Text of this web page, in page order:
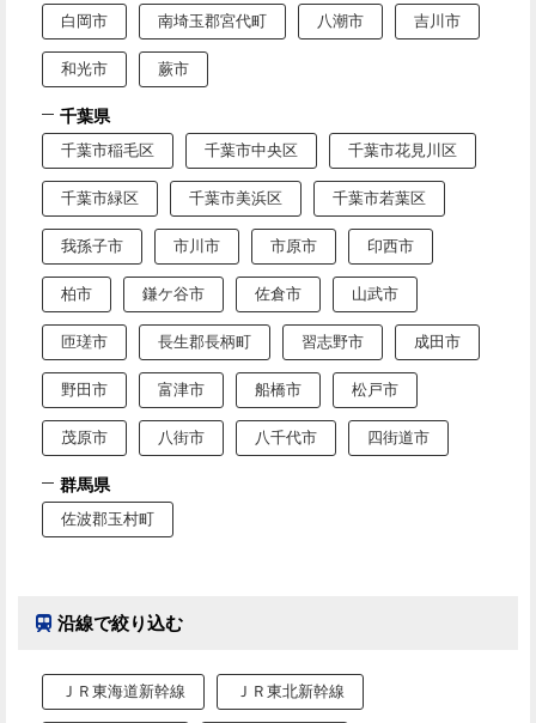
白岡市 南埼玉郡宮代町 八潮市 吉川市
和光市 蕨市
千葉県
千葉市稲毛区 千葉市中央区 千葉市花見川区
千葉市緑区 千葉市美浜区 千葉市若葉区
我孫子市 市川市 市原市 印西市
柏市 鎌ケ谷市 佐倉市 山武市
匝瑳市 長生郡長柄町 習志野市 成田市
野田市 富津市 船橋市 松戸市
茂原市 八街市 八千代市 四街道市
群馬県
佐波郡玉村町
沿線で絞り込む
ＪＲ東海道新幹線 ＪＲ東北新幹線